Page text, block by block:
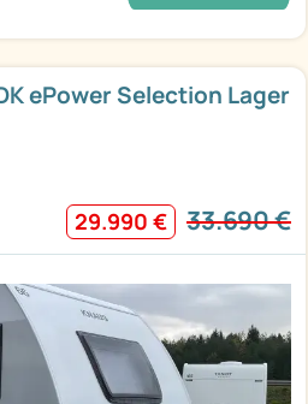
ePower Selection Lager
29.990 € 33.690 €